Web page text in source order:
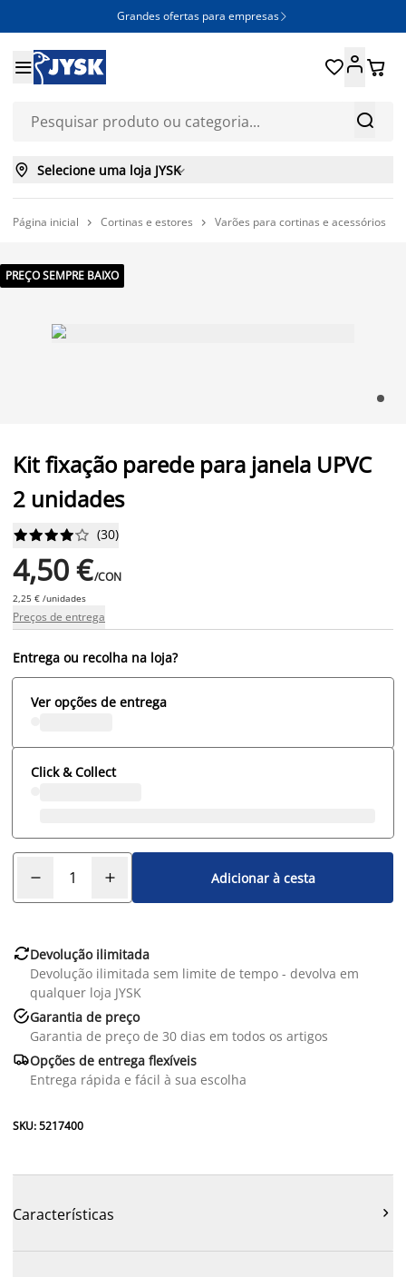
Grandes ofertas para empresas 


 
 Selecione uma loja JYSK
Página inicial  Cortinas e estores  Varões para cortinas e acessórios
PREÇO SEMPRE BAIXO
Kit fixação parede para janela UPVC
2 unidades





 (30)
4,50 €/CON
2,25 € /unidades
Preços de entrega
Entrega ou recolha na loja?
Ver opções de entrega
Click & Collect
Adicionar à cesta
Devolução ilimitada
Devolução ilimitada sem limite de tempo - devolva em
qualquer loja JYSK
Garantia de preço
Garantia de preço de 30 dias em todos os artigos
Opções de entrega flexíveis
Entrega rápida e fácil à sua escolha
SKU: 5217400
Características 